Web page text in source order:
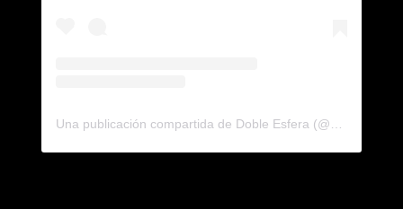
Una publicación compartida de Doble Esfera (@dobleesfera)